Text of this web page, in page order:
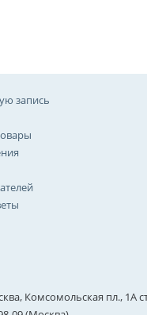
запись
Комсомольская пл., 1А